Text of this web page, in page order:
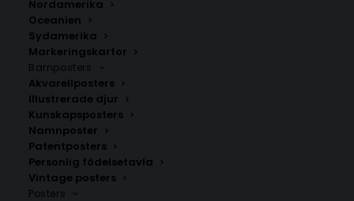
Nordamerika
Oceanien
Sydamerika
Markeringskartor
Barnposters
Akvarellposters
Illustrerade djur
Kunskapsposters
Namnposter
Patentposters
Personlig födelsetavla
Vintage posters
Posters
Ammerön
Fr. 200.00